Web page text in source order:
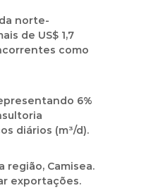
norte-
de US$ 1,7
como
6%
diários (m³/d).
região, Camisea.
exportações.